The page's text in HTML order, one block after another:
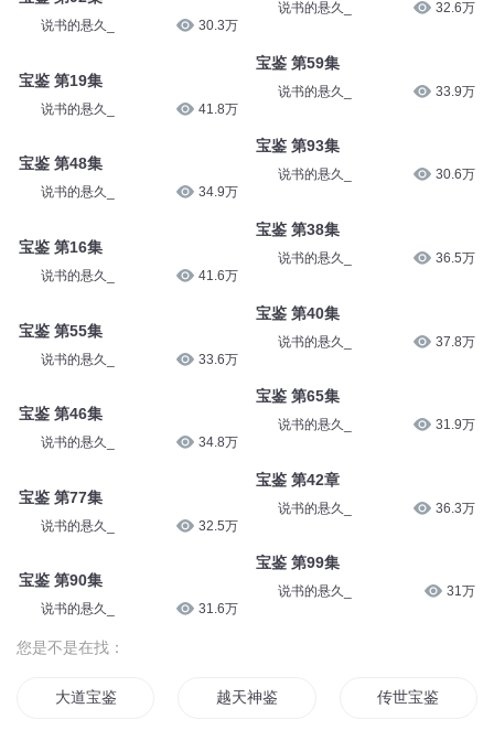
说书的悬久_ 30.3万
宝鉴 第19集
说书的悬久_ 41.8万
宝鉴 第48集
说书的悬久_ 34.9万
宝鉴 第16集
说书的悬久_ 41.6万
宝鉴 第55集
说书的悬久_ 33.6万
宝鉴 第46集
说书的悬久_ 34.8万
宝鉴 第77集
说书的悬久_ 32.5万
宝鉴 第90集
说书的悬久_ 31.6万
说书的悬久_ 32.6万
宝鉴 第59集
说书的悬久_ 33.9万
宝鉴 第93集
说书的悬久_ 30.6万
宝鉴 第38集
说书的悬久_ 36.5万
宝鉴 第40集
说书的悬久_ 37.8万
宝鉴 第65集
说书的悬久_ 31.9万
宝鉴 第42章
说书的悬久_ 36.3万
宝鉴 第99集
说书的悬久_ 31万
您是不是在找：
大道宝鉴 越天神鉴 传世宝鉴